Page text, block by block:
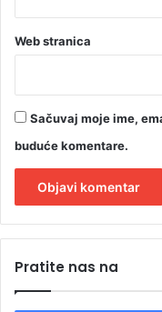
Web stranica
Sačuvaj moje ime,
buduće komentare.
tPratite nas na